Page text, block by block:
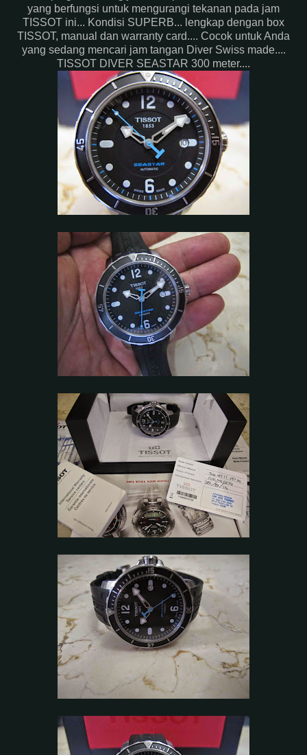
yang berfungsi untuk mengurangi tekanan pada jam
TISSOT ini... Kondisi SUPERB... lengkap dengan box
TISSOT, manual dan warranty card.... Cocok untuk Anda
yang sedang mencari jam tangan Diver Swiss made....
TISSOT DIVER SEASTAR 300 meter....